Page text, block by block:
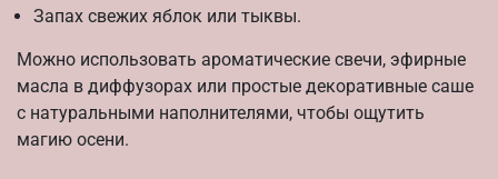
Запах свежих яблок или тыквы.
Можно использовать ароматические свечи, эфирные
масла в диффузорах или простые декоративные саше
с натуральными наполнителями, чтобы ощутить
магию осени.